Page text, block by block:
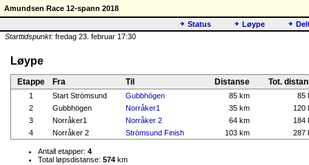
Amundsen Race 12-spann 2018
Status
Løype
Starttidspunkt: fredag 23. februar 17:30
Løype
Etappe Fra Til Distanse Tot.
1 Start Strömsund Gubbhögen 85 km
85
2
Gubbhögen Norråker1 35 km
120
3
Norråker1 Norråker 2 64 km
184
4
Norråker 2 Strömsund Finish 103 km 287
Antall etapper: 4
Total løpsdistanse: 574 km